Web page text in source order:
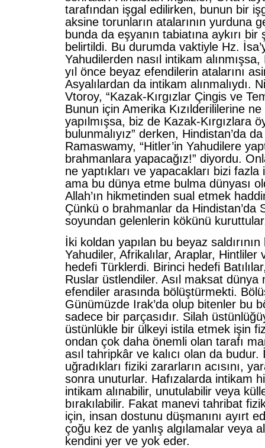
tarafından işgal edilirken, bunun bir
aksine torunların atalarının yurduna
bunda da eşyanın tabiatına aykırı bir
belirtildi. Bu durumda vaktiyle Hz.
Yahudilerden nasıl intikam
yıl önce beyaz efendilerin atalarını
Asyalılardan da intikam alınmalıydı.
Vtoroy, “Kazak-Kırgızlar Çingis ve
Bunun için Amerika Kızılderililerine
yapılmışsa, biz de Kazak-Kırgızlara
bulunmalıyız” derken, Hindistan’da
Ramaswamy, “Hitler’in Yahudilere
brahmanlara yapacağız!” diyordu.
ne yaptıkları ve yapacakları bizi fazla
ama bu dünya etme bulma dünyası
Allah’ın hikmetinden sual etmek
Çünkü o brahmanlar da Hindistan’da
soyundan gelenlerin kökünü
İki koldan yapılan bu beyaz
Yahudiler, Afrikalılar, Araplar, Hintliler
hedefi Türklerdi. Birinci hedefi
Ruslar üstlendiler. Asıl maksat dünya
efendiler arasında bölüştürmekti.
Günümüzde Irak’da olup bitenler bu
sadece bir parçasıdır. Silah
üstünlükle bir ülkeyi istila etmek işin
ondan çok daha önemli olan tarafı
asıl tahripkâr ve kalıcı olan da budur.
uğradıkları fiziki zararların acısını,
sonra unuturlar. Hafızalarda intikam
intikam alınabilir, unutulabilir veya
bırakılabilir. Fakat manevi tahribat
için, insan dostunu düşmanını ayırt
çoğu kez de yanlış algılamalar veya
kendini yer ve yok eder.